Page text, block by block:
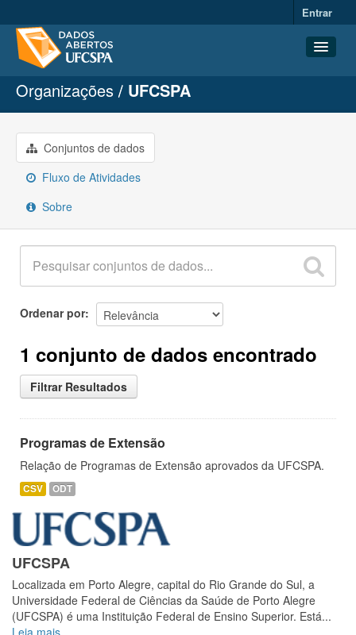
Entrar
Conjuntos de dados
Organizações
Grupos
Sobre
Organizações UFCSPA
Conjuntos de dados
Fluxo de Atividades
Sobre
Ordenar por
1 conjunto de dados encontrado
Filtrar Resultados
Programas de Extensão
Relação de Programas de Extensão aprovados da UFCSPA.
CSV ODT
UFCSPA
Localizada em Porto Alegre, capital do Rio Grande do Sul, a
Universidade Federal de Ciências da Saúde de Porto Alegre
(UFCSPA) é uma Instituição Federal de Ensino Superior. Está...
Leia mais